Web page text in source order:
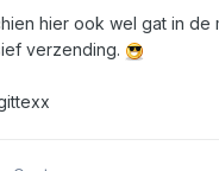
hier ook wel gat in de
verzending.